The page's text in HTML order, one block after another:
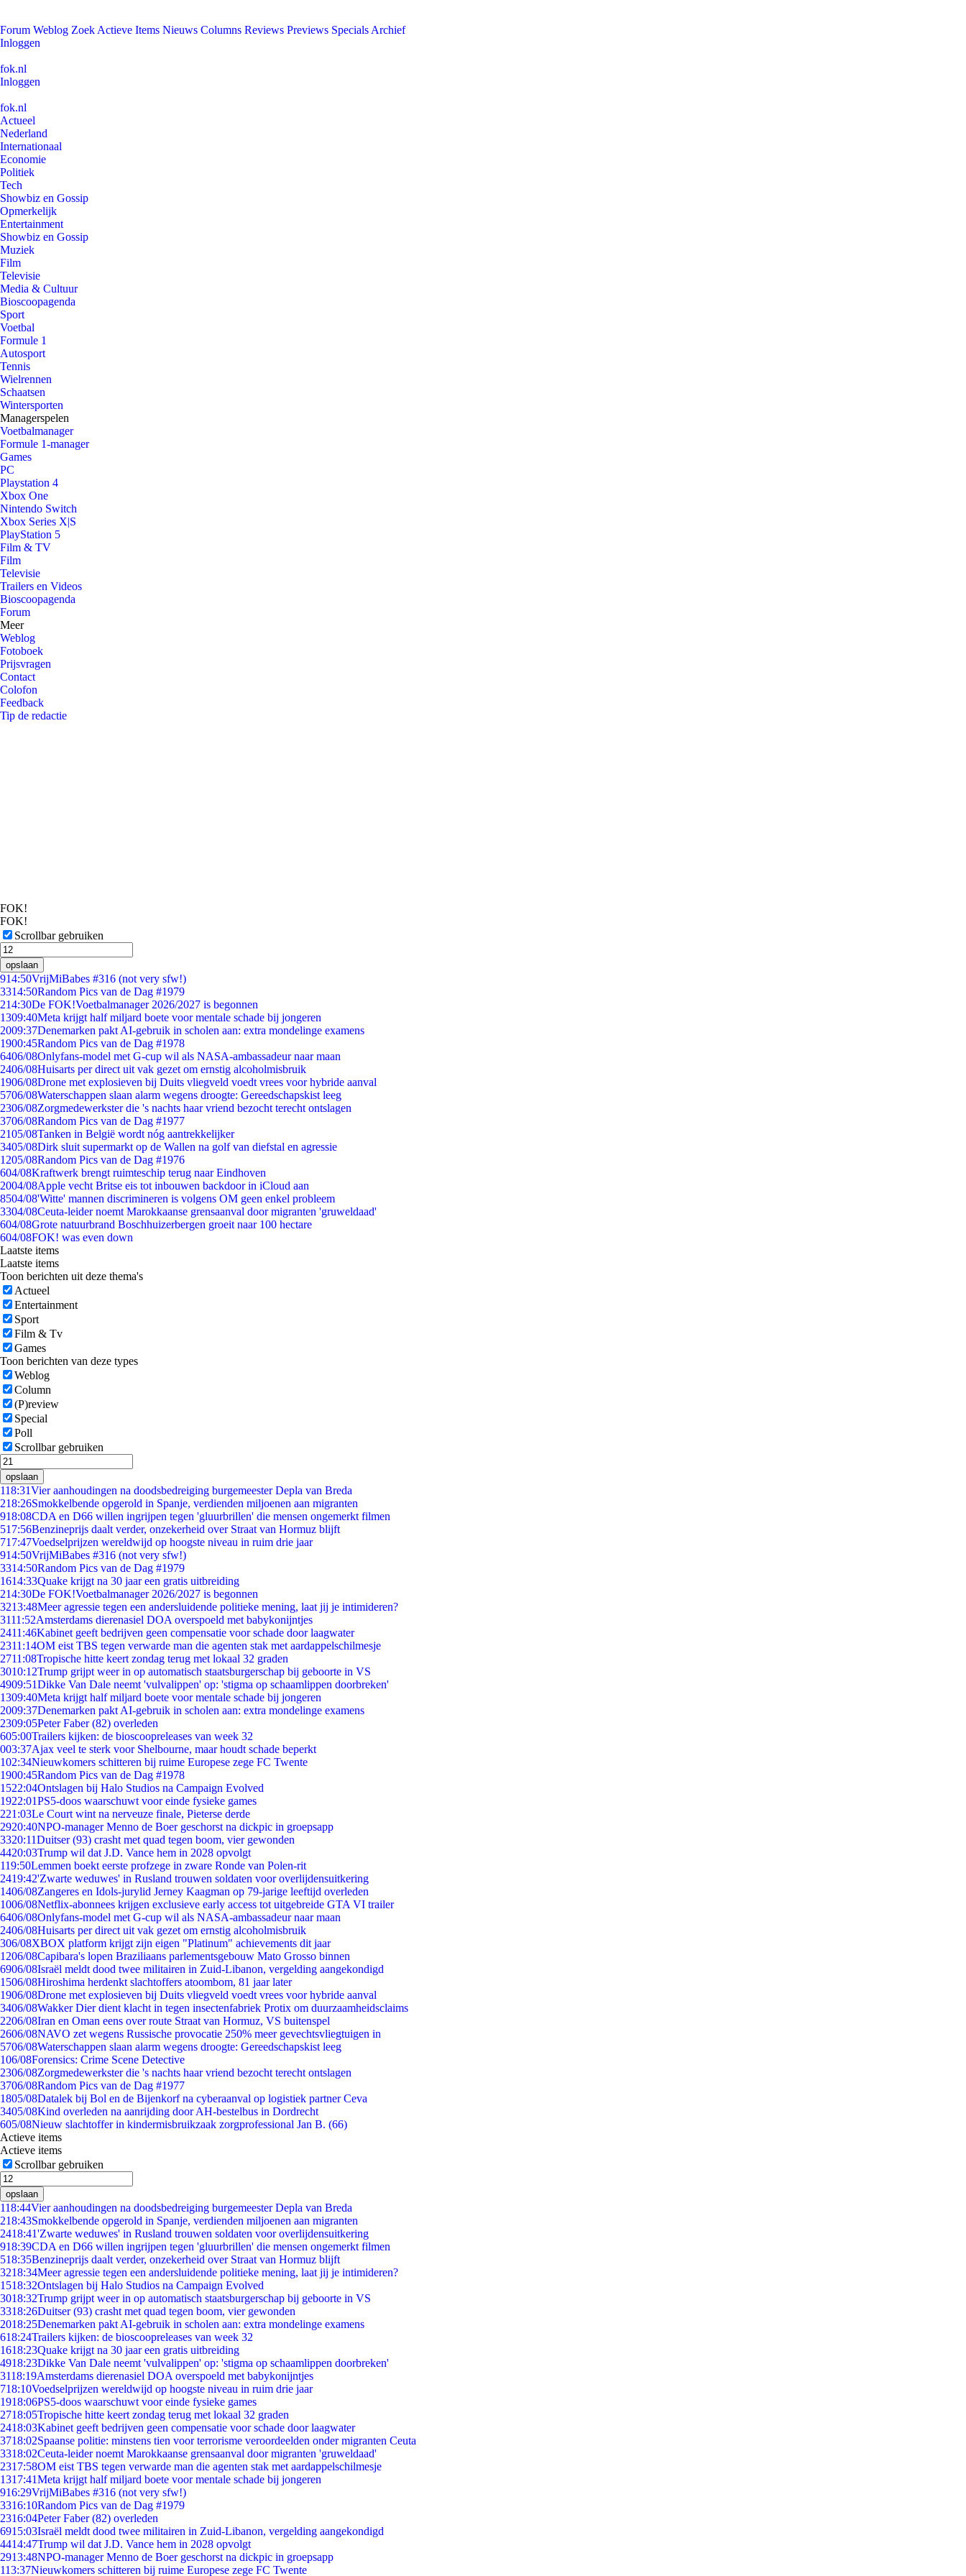
Forum Weblog Zoek Actieve Items Nieuws Columns Reviews Previews Specials Archief
Inloggen
fok.nl
Inloggen
fok.nl
Actueel
Nederland
Internationaal
Economie
Politiek
Tech
Showbiz en Gossip
Opmerkelijk
Entertainment
Showbiz en Gossip
Muziek
Film
Televisie
Media & Cultuur
Bioscoopagenda
Sport
Voetbal
Formule 1
Autosport
Tennis
Wielrennen
Schaatsen
Wintersporten
Managerspelen
Voetbalmanager
Formule 1-manager
Games
PC
Playstation 4
Xbox One
Nintendo Switch
Xbox Series X|S
PlayStation 5
Film & TV
Film
Televisie
Trailers en Videos
Bioscoopagenda
Forum
Meer
Weblog
Fotoboek
Prijsvragen
Contact
Colofon
Feedback
Tip de redactie
FOK!
FOK!
Scrollbar gebruiken
opslaan
914:50VrijMiBabes #316 (not very sfw!)
3314:50Random Pics van de Dag #1979
214:30De FOK!Voetbalmanager 2026/2027 is begonnen
1309:40Meta krijgt half miljard boete voor mentale schade bij jongeren
2009:37Denemarken pakt AI-gebruik in scholen aan: extra mondelinge examens
1900:45Random Pics van de Dag #1978
6406/08Onlyfans-model met G-cup wil als NASA-ambassadeur naar maan
2406/08Huisarts per direct uit vak gezet om ernstig alcoholmisbruik
1906/08Drone met explosieven bij Duits vliegveld voedt vrees voor hybride aanval
5706/08Waterschappen slaan alarm wegens droogte: Gereedschapskist leeg
2306/08Zorgmedewerkster die 's nachts haar vriend bezocht terecht ontslagen
3706/08Random Pics van de Dag #1977
2105/08Tanken in België wordt nóg aantrekkelijker
3405/08Dirk sluit supermarkt op de Wallen na golf van diefstal en agressie
1205/08Random Pics van de Dag #1976
604/08Kraftwerk brengt ruimteschip terug naar Eindhoven
2004/08Apple vecht Britse eis tot inbouwen backdoor in iCloud aan
8504/08'Witte' mannen discrimineren is volgens OM geen enkel probleem
3304/08Ceuta-leider noemt Marokkaanse grensaanval door migranten 'gruweldaad'
604/08Grote natuurbrand Boschhuizerbergen groeit naar 100 hectare
604/08FOK! was even down
Laatste items
Laatste items
Toon berichten uit deze thema's
Actueel
Entertainment
Sport
Film & Tv
Games
Toon berichten van deze types
Weblog
Column
(P)review
Special
Poll
Scrollbar gebruiken
opslaan
118:31Vier aanhoudingen na doodsbedreiging burgemeester Depla van Breda
218:26Smokkelbende opgerold in Spanje, verdienden miljoenen aan migranten
918:08CDA en D66 willen ingrijpen tegen 'gluurbrillen' die mensen ongemerkt filmen
517:56Benzineprijs daalt verder, onzekerheid over Straat van Hormuz blijft
717:47Voedselprijzen wereldwijd op hoogste niveau in ruim drie jaar
914:50VrijMiBabes #316 (not very sfw!)
3314:50Random Pics van de Dag #1979
1614:33Quake krijgt na 30 jaar een gratis uitbreiding
214:30De FOK!Voetbalmanager 2026/2027 is begonnen
3213:48Meer agressie tegen een andersluidende politieke mening, laat jij je intimideren?
3111:52Amsterdams dierenasiel DOA overspoeld met babykonijntjes
2411:46Kabinet geeft bedrijven geen compensatie voor schade door laagwater
2311:14OM eist TBS tegen verwarde man die agenten stak met aardappelschilmesje
2711:08Tropische hitte keert zondag terug met lokaal 32 graden
3010:12Trump grijpt weer in op automatisch staatsburgerschap bij geboorte in VS
4909:51Dikke Van Dale neemt 'vulvalippen' op: 'stigma op schaamlippen doorbreken'
1309:40Meta krijgt half miljard boete voor mentale schade bij jongeren
2009:37Denemarken pakt AI-gebruik in scholen aan: extra mondelinge examens
2309:05Peter Faber (82) overleden
605:00Trailers kijken: de bioscoopreleases van week 32
003:37Ajax veel te sterk voor Shelbourne, maar houdt schade beperkt
102:34Nieuwkomers schitteren bij ruime Europese zege FC Twente
1900:45Random Pics van de Dag #1978
1522:04Ontslagen bij Halo Studios na Campaign Evolved
1922:01PS5-doos waarschuwt voor einde fysieke games
221:03Le Court wint na nerveuze finale, Pieterse derde
2920:40NPO-manager Menno de Boer geschorst na dickpic in groepsapp
3320:11Duitser (93) crasht met quad tegen boom, vier gewonden
4420:03Trump wil dat J.D. Vance hem in 2028 opvolgt
119:50Lemmen boekt eerste profzege in zware Ronde van Polen-rit
2419:42'Zwarte weduwes' in Rusland trouwen soldaten voor overlijdensuitkering
1406/08Zangeres en Idols-jurylid Jerney Kaagman op 79-jarige leeftijd overleden
1006/08Netflix-abonnees krijgen exclusieve early access tot uitgebreide GTA VI trailer
6406/08Onlyfans-model met G-cup wil als NASA-ambassadeur naar maan
2406/08Huisarts per direct uit vak gezet om ernstig alcoholmisbruik
306/08XBOX platform krijgt zijn eigen "Platinum" achievements dit jaar
1206/08Capibara's lopen Braziliaans parlementsgebouw Mato Grosso binnen
6906/08Israël meldt dood twee militairen in Zuid-Libanon, vergelding aangekondigd
1506/08Hiroshima herdenkt slachtoffers atoombom, 81 jaar later
1906/08Drone met explosieven bij Duits vliegveld voedt vrees voor hybride aanval
3406/08Wakker Dier dient klacht in tegen insectenfabriek Protix om duurzaamheidsclaims
2206/08Iran en Oman eens over route Straat van Hormuz, VS buitenspel
2606/08NAVO zet wegens Russische provocatie 250% meer gevechtsvliegtuigen in
5706/08Waterschappen slaan alarm wegens droogte: Gereedschapskist leeg
106/08Forensics: Crime Scene Detective
2306/08Zorgmedewerkster die 's nachts haar vriend bezocht terecht ontslagen
3706/08Random Pics van de Dag #1977
1805/08Datalek bij Bol en de Bijenkorf na cyberaanval op logistiek partner Ceva
3405/08Kind overleden na aanrijding door AH-bestelbus in Dordrecht
605/08Nieuw slachtoffer in kindermisbruikzaak zorgprofessional Jan B. (66)
Actieve items
Actieve items
Scrollbar gebruiken
opslaan
118:44Vier aanhoudingen na doodsbedreiging burgemeester Depla van Breda
218:43Smokkelbende opgerold in Spanje, verdienden miljoenen aan migranten
2418:41'Zwarte weduwes' in Rusland trouwen soldaten voor overlijdensuitkering
918:39CDA en D66 willen ingrijpen tegen 'gluurbrillen' die mensen ongemerkt filmen
518:35Benzineprijs daalt verder, onzekerheid over Straat van Hormuz blijft
3218:34Meer agressie tegen een andersluidende politieke mening, laat jij je intimideren?
1518:32Ontslagen bij Halo Studios na Campaign Evolved
3018:32Trump grijpt weer in op automatisch staatsburgerschap bij geboorte in VS
3318:26Duitser (93) crasht met quad tegen boom, vier gewonden
2018:25Denemarken pakt AI-gebruik in scholen aan: extra mondelinge examens
618:24Trailers kijken: de bioscoopreleases van week 32
1618:23Quake krijgt na 30 jaar een gratis uitbreiding
4918:23Dikke Van Dale neemt 'vulvalippen' op: 'stigma op schaamlippen doorbreken'
3118:19Amsterdams dierenasiel DOA overspoeld met babykonijntjes
718:10Voedselprijzen wereldwijd op hoogste niveau in ruim drie jaar
1918:06PS5-doos waarschuwt voor einde fysieke games
2718:05Tropische hitte keert zondag terug met lokaal 32 graden
2418:03Kabinet geeft bedrijven geen compensatie voor schade door laagwater
3718:02Spaanse politie: minstens tien voor terrorisme veroordeelden onder migranten Ceuta
3318:02Ceuta-leider noemt Marokkaanse grensaanval door migranten 'gruweldaad'
2317:58OM eist TBS tegen verwarde man die agenten stak met aardappelschilmesje
1317:41Meta krijgt half miljard boete voor mentale schade bij jongeren
916:29VrijMiBabes #316 (not very sfw!)
3316:10Random Pics van de Dag #1979
2316:04Peter Faber (82) overleden
6915:03Israël meldt dood twee militairen in Zuid-Libanon, vergelding aangekondigd
4414:47Trump wil dat J.D. Vance hem in 2028 opvolgt
2913:48NPO-manager Menno de Boer geschorst na dickpic in groepsapp
113:37Nieuwkomers schitteren bij ruime Europese zege FC Twente